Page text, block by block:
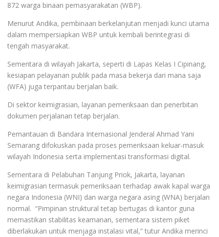
872 warga binaan pemasyarakatan (WBP).
Menurut Andika, pembinaan berkelanjutan menjadi kunci utama
dalam mempersiapkan WBP untuk kembali berintegrasi di
tengah masyarakat.
Sementara di wilayah Jakarta, seperti di Lapas Kelas I Cipinang,
kesiapan pelayanan publik pada masa bekerja dari mana saja
(WFA) juga terpantau berjalan baik.
Di sektor keimigrasian, layanan pemeriksaan dan penerbitan
dokumen perjalanan tetap berjalan.
Pemantauan di Bandara Internasional Jenderal Ahmad Yani
Semarang difokuskan pada proses pemeriksaan keluar-masuk
wilayah Indonesia serta implementasi transformasi digital.
Sementara di Pelabuhan Tanjung Priok, Jakarta, layanan
keimigrasian termasuk pemeriksaan terhadap awak kapal warga
negara Indonesia (WNI) dan warga negara asing (WNA) berjalan
normal. “Pimpinan struktural tetap bertugas di kantor guna
memastikan stabilitas keamanan, sementara sistem piket
diberlakukan untuk menjaga instalasi vital,” tutur Andika merinci